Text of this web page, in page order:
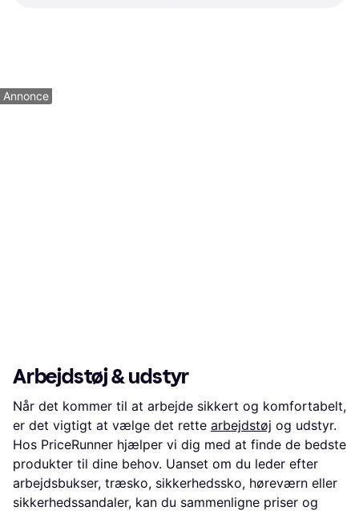
Annonce
Arbejdstøj & udstyr
Når det kommer til at arbejde sikkert og komfortabelt,
er det vigtigt at vælge det rette arbejdstøj og udstyr.
Hos PriceRunner hjælper vi dig med at finde de bedste
produkter til dine behov. Uanset om du leder efter
arbejdsbukser, træsko, sikkerhedssko, høreværn eller
sikkerhedssandaler, kan du sammenligne priser og